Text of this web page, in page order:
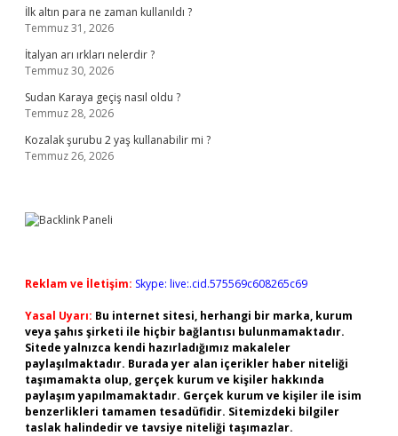
İlk altın para ne zaman kullanıldı ?
Temmuz 31, 2026
İtalyan arı ırkları nelerdir ?
Temmuz 30, 2026
Sudan Karaya geçiş nasıl oldu ?
Temmuz 28, 2026
Kozalak şurubu 2 yaş kullanabilir mi ?
Temmuz 26, 2026
Reklam ve İletişim: Skype: live:.cid.575569c608265c69
Yasal Uyarı: Bu internet sitesi, herhangi bir marka, kurum
veya şahıs şirketi ile hiçbir bağlantısı bulunmamaktadır.
Sitede yalnızca kendi hazırladığımız makaleler
paylaşılmaktadır. Burada yer alan içerikler haber niteliği
taşımamakta olup, gerçek kurum ve kişiler hakkında
paylaşım yapılmamaktadır. Gerçek kurum ve kişiler ile isim
benzerlikleri tamamen tesadüfidir. Sitemizdeki bilgiler
taslak halindedir ve tavsiye niteliği taşımazlar.